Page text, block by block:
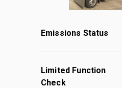
Emissions Status
Limited Function
Check